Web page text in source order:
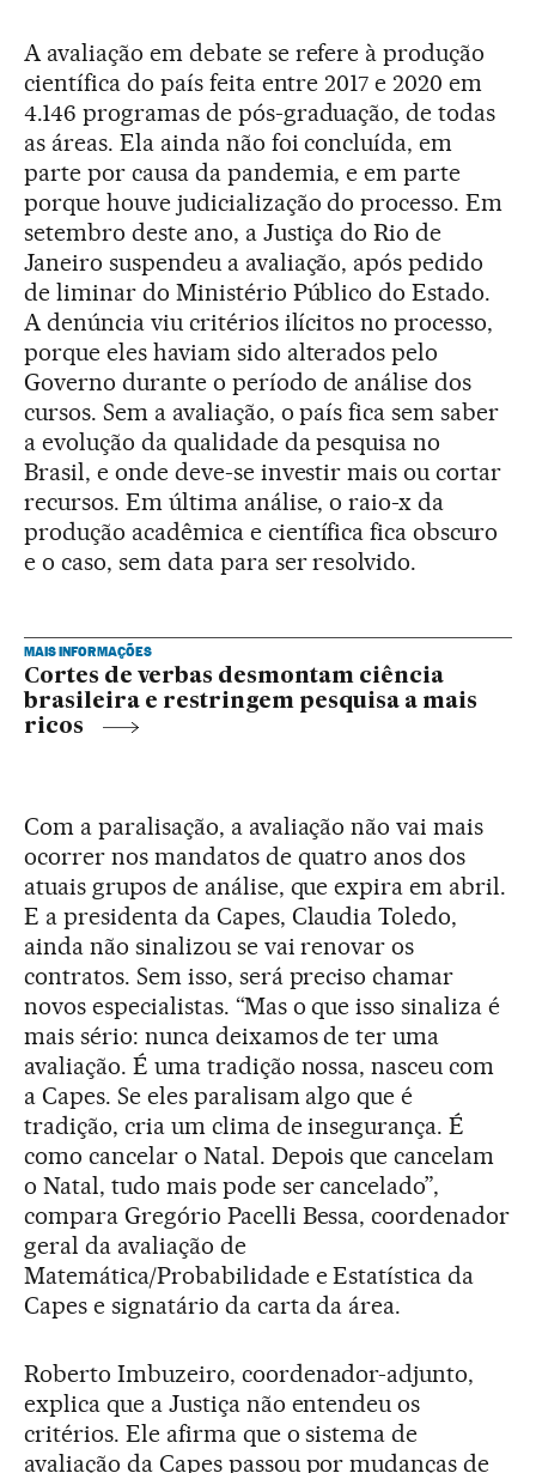
A avaliação em debate se refere à produção
científica do país feita entre 2017 e 2020 em
4.146 programas de pós-graduação, de todas
as áreas. Ela ainda não foi concluída, em
parte por causa da pandemia, e em parte
porque houve judicialização do processo. Em
setembro deste ano, a Justiça do Rio de
Janeiro suspendeu a avaliação, após pedido
de liminar do Ministério Público do Estado.
A denúncia viu critérios ilícitos no processo,
porque eles haviam sido alterados pelo
Governo durante o período de análise dos
cursos. Sem a avaliação, o país fica sem saber
a evolução da qualidade da pesquisa no
Brasil, e onde deve-se investir mais ou cortar
recursos. Em última análise, o raio-x da
produção acadêmica e científica fica obscuro
e o caso, sem data para ser resolvido.
MAIS INFORMAÇÕES
Cortes de verbas desmontam ciência
brasileira e restringem pesquisa a mais
ricos
Com a paralisação, a avaliação não vai mais
ocorrer nos mandatos de quatro anos dos
atuais grupos de análise, que expira em abril.
E a presidenta da Capes, Claudia Toledo,
ainda não sinalizou se vai renovar os
contratos. Sem isso, será preciso chamar
novos especialistas. “Mas o que isso sinaliza é
mais sério: nunca deixamos de ter uma
avaliação. É uma tradição nossa, nasceu com
a Capes. Se eles paralisam algo que é
tradição, cria um clima de insegurança. É
como cancelar o Natal. Depois que cancelam
o Natal, tudo mais pode ser cancelado”,
compara Gregório Pacelli Bessa, coordenador
geral da avaliação de
Matemática/Probabilidade e Estatística da
Capes e signatário da carta da área.
Roberto Imbuzeiro, coordenador-adjunto,
explica que a Justiça não entendeu os
critérios. Ele afirma que o sistema de
avaliação da Capes passou por mudanças de